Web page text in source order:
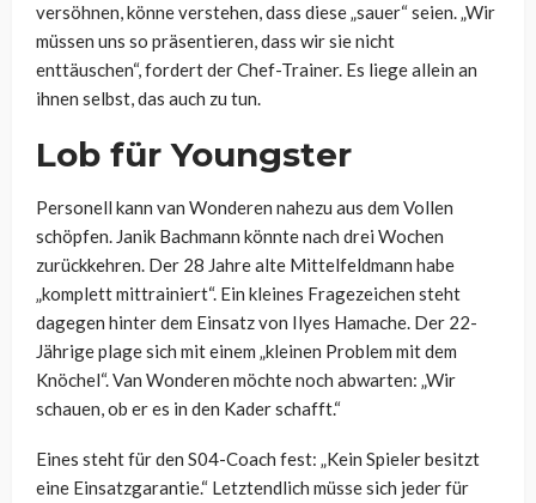
versöhnen, könne verstehen, dass diese „sauer“ seien. „Wir
müssen uns so präsentieren, dass wir sie nicht
enttäuschen“, fordert der Chef-Trainer. Es liege allein an
ihnen selbst, das auch zu tun.
Lob für Youngster
Personell kann van Wonderen nahezu aus dem Vollen
schöpfen. Janik Bachmann könnte nach drei Wochen
zurückkehren. Der 28 Jahre alte Mittelfeldmann habe
„komplett mittrainiert“. Ein kleines Fragezeichen steht
dagegen hinter dem Einsatz von Ilyes Hamache. Der 22-
Jährige plage sich mit einem „kleinen Problem mit dem
Knöchel“. Van Wonderen möchte noch abwarten: „Wir
schauen, ob er es in den Kader schafft.“
Eines steht für den S04-Coach fest: „Kein Spieler besitzt
eine Einsatzgarantie.“ Letztendlich müsse sich jeder für